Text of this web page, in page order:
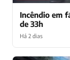
Incêndio em
de 33h
Há 2 dias